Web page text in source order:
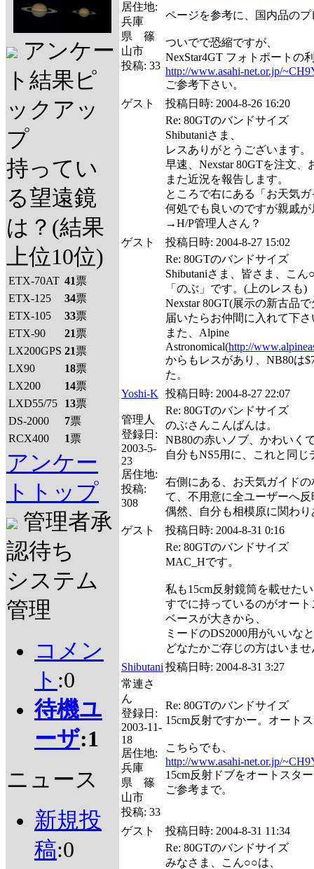
アンケー
ト結果ピ
ックアッ
プ
持ってい
る望遠鏡
は？(結果
上位10位)
ETX-70AT 41票
ETX-125
34票
ETX-105
33票
ETX-90
21票
LX200GPS 21票
LX90
18票
LX200
14票
LXD55/75
13票
DS-2000
7票
RCX400
1票
アンケー
トトップ
管理者承
認待ち
システム
管理
コメン
ト :0
待機ユ
ーザ:1
ニュース
新規投
稿:0
居住地:
兵庫
県 篠
山市
投稿: 33
ページを参考に、国内品の
ついでで恐縮ですが、
NexStar4GT フォトポートの
http://www.asahi-net.or.jp/
ご参考下さい。
ゲスト
投稿日時: 2004-8-26 16:20
Re: 80GTのバンドサイズ
Shibutaniさま、
レスありがとうございます。
早速、Nexstar 80GTを注文、
また近況を報告します。
ところで右にある「お天気
何処でも良いのですが親戚
→H/P管理人さん？
ゲスト
投稿日時: 2004-8-27 15:02
Re: 80GTのバンドサイズ
Shibutaniさま、皆さま、こん
「のぶ」です。(上のレスも)
Nexstar 80GT(展示の新古品
届いたらお仲間に入れて下
また、Alpine
Astronomical(http://
からもレスがあり、NB80は
た。
Yoshi-K
投稿日時: 2004-8-27 22:07
管理人
登録日:
2003-5-
23
居住地:
投稿:
308
Re: 80GTのバンドサイズ
のぶさんこんばんは。
NB80の赤いノブ、かわいく
自分もNS5用に、これと同
右側にある、お天気ガイド
て、不用意に全ユーザーへ
偶然、自分も相模原に関わ
ゲスト
投稿日時: 2004-8-31 0:16
Re: 80GTのバンドサイズ
MAC_Hです。
私も15cm反射鏡筒を載せた
すでに持っているのがオー
ベースが大きから、
ミードのDS2000用がいいな
どなたかご存じの方はいませ
Shibutani 投稿日時: 2004-8-31 3:27
常連さ
ん
登録日:
2003-11-
18
居住地:
兵庫
県 篠
山市
投稿: 33
Re: 80GTのバンドサイズ
15cm反射ですかー。オート
こちらでも、
http://www.asahi-net.or.jp/
15cm反射ドブをオートスタ
ご参考まで。
ゲスト 投稿日時: 2004-8-31 11:34
Re: 80GTのバンドサイズ
みなさま、こん○○は、